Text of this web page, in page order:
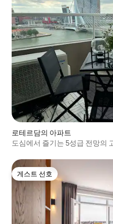
로테르담의 아파트
도심에서 즐기는 5성급 전망의
게스트 선호
게스트 선호